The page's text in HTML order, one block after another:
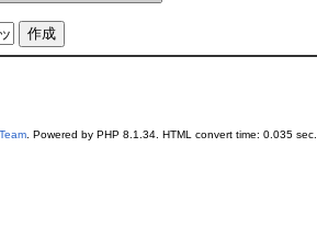
. Powered by PHP 8.1.34. HTML convert time: 0.035 sec.